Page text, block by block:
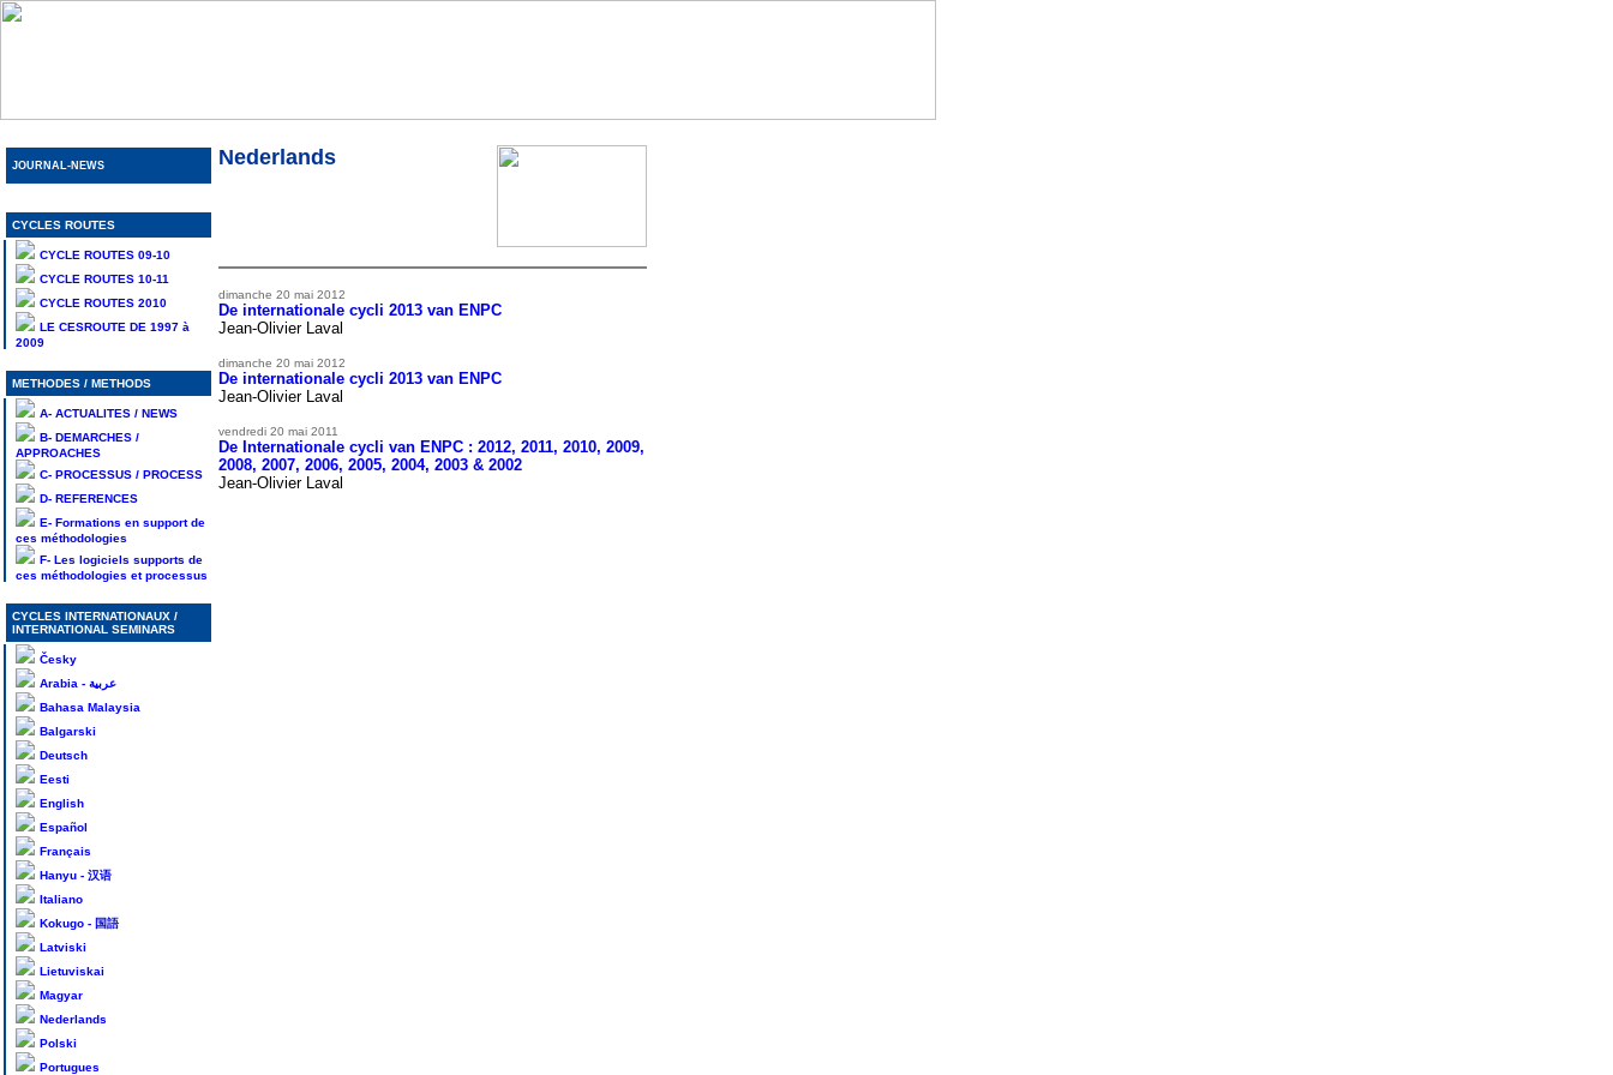
JOURNAL-NEWS
CYCLES ROUTES
CYCLE ROUTES 09-10
CYCLE ROUTES 10-11
CYCLE ROUTES 2010
LE CESROUTE DE 1997 à
2009
METHODES / METHODS
A- ACTUALITES / NEWS
B- DEMARCHES /
APPROACHES
C- PROCESSUS / PROCESS
D- REFERENCES
E- Formations en support de
ces méthodologies
F- Les logiciels supports de
ces méthodologies et processus
CYCLES INTERNATIONAUX /
INTERNATIONAL SEMINARS
Česky
Arabia - عربية
Bahasa Malaysia
Balgarski
Deutsch
Eesti
English
Español
Français
Hanyu - 汉语
Italiano
Kokugo - 国語
Latviski
Lietuviskai
Magyar
Nederlands
Polski
Portugues
Nederlands
dimanche 20 mai 2012
De internationale cycli 2013 van ENPC
Jean-Olivier Laval
dimanche 20 mai 2012
De internationale cycli 2013 van ENPC
Jean-Olivier Laval
vendredi 20 mai 2011
De Internationale cycli van ENPC : 2012, 2011, 2010, 2009,
2008, 2007, 2006, 2005, 2004, 2003 & 2002
Jean-Olivier Laval